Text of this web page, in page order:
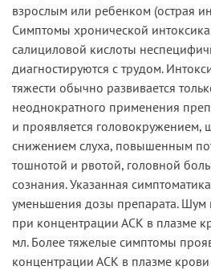
взрослым или ребенком (острая
Симптомы хронической
салициловой кислоты
диагностируются с трудом.
тяжести обычно развивается
неоднократного применения
и проявляется головокружением,
снижением слуха, повышенным
тошнотой и рвотой, головной
сознания. Указанная
уменьшения дозы препарата. Шум
при концентрации АСК в плазме
мл. Более тяжелые симптомы
концентрации АСК в плазме